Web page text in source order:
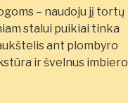
– naudoju jį tortų
stalui puikiai tinka
ant plombyro
ir švelnus imbiero